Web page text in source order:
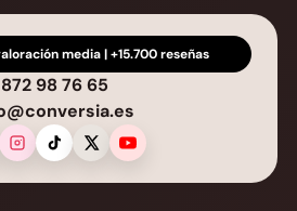
media | +15.700 reseñas
872 98 76 65